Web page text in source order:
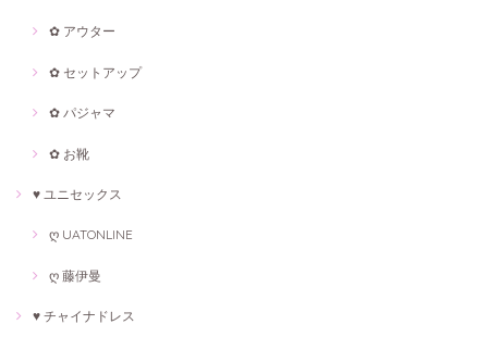
✿ アウター
✿ セットアップ
✿ パジャマ
✿ お靴
♥ ユニセックス
ღ UATONLINE
ღ 藤伊曼
♥ チャイナドレス